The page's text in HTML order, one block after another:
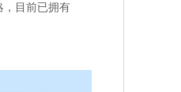
，目前已拥有